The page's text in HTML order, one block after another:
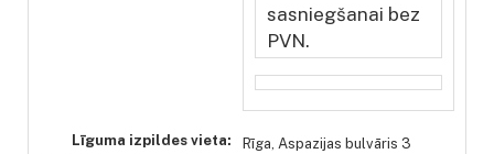
sasniegšanai bez
PVN.
Līguma izpildes vieta:
Rīga, Aspazijas bulvāris 3